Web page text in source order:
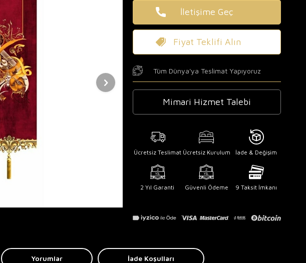
İletişime Geç
Fiyat Teklifi Alın
Tüm Dünya'ya Teslimat Yapıyoruz
Mimari Hizmet Talebi
Ücretsiz Teslimat Ücretsiz Kurulum İade & Değişim
2 Yıl Garanti Güvenli Ödeme 9 Taksit İmkanı
Yorumlar İade Koşulları